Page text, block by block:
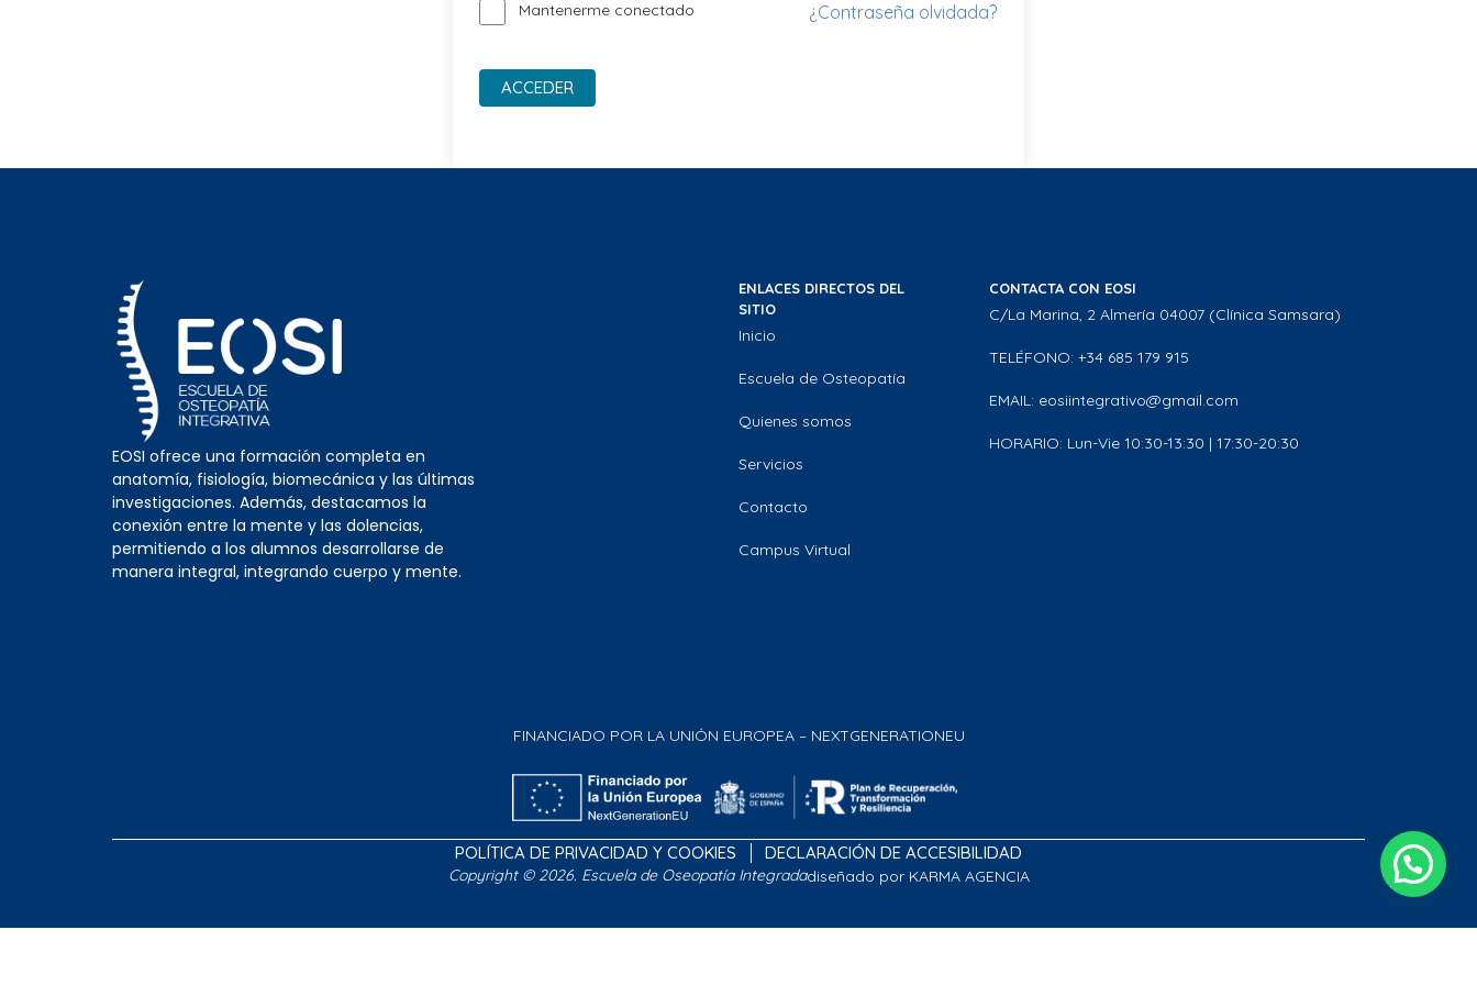
Mantenerme conectado ¿Contraseña olvidada?
ACCEDER
EOSI ofrece una formación completa en
anatomía, fisiología, biomecánica y las últimas
investigaciones. Además, destacamos la
conexión entre la mente y las dolencias,
permitiendo a los alumnos desarrollarse de
manera integral, integrando cuerpo y mente.
ENLACES DIRECTOS DEL
SITIO
Inicio
Escuela de Osteopatía
Quienes somos
Servicios
Contacto
Campus Virtual
CONTACTA CON EOSI
C/La Marina, 2 Almería 04007 (Clínica Samsara)
TELÉFONO: +34 685 179 915
EMAIL: eosiintegrativo@gmail.com
HORARIO: Lun-Vie 10:30-13:30 | 17:30-20:30
FINANCIADO POR LA UNIÓN EUROPEA – NEXTGENERATIONEU
POLÍTICA DE PRIVACIDAD Y COOKIES DECLARACIÓN DE ACCESIBILIDAD
Copyright © 2026. Escuela de Oseopatía Integradadiseñado por KARMA AGENCIA